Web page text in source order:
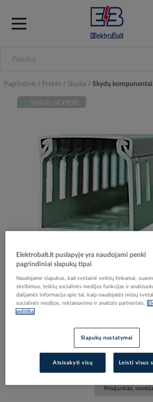
Pagrindinis Prekės Skydai Skydų
Skip
the
beginning
Reali prekė gali skirtis nuo pavaizduotos
Kanalas montažinis 80x25 L-2m
ETI
EAN kodas
Gamintojo prekės kodas
Prisijunkite,
Elektrobalt.lt puslapyje yra naudojami penki
pagrindiniai slapukų tipai
Naudojame slapukus, kad svetainė veiktų tinkamai,
skelbimus, teiktų socialinės medijos funkcijas ir
dalijamės informacija apie tai, kaip naudojatės mūsų
socialinės medijos, reklamavimo ir analizės partneriais.
politika
Slapukų nustatymai
Atsisakyti visų Leisti visus